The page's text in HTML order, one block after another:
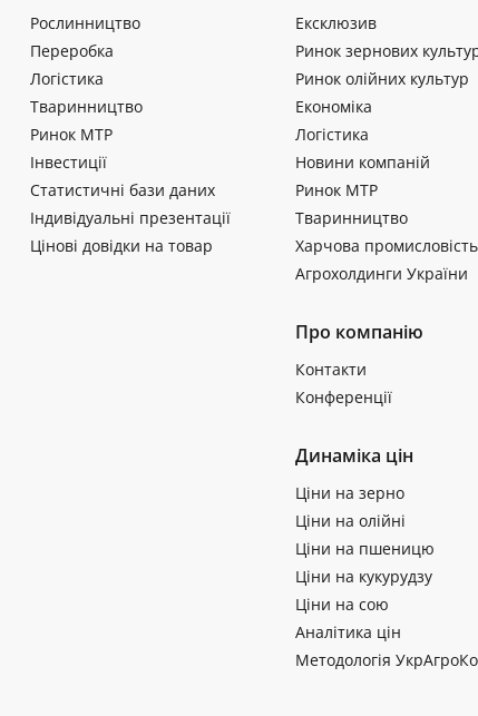
Рослинництво
Переробка
Логістика
Тваринництво
Ринок МТР
Інвестиції
Статистичні бази даних
Індивідуальні презентації
Цінові довідки на товар
Ексклюзив
Ринок зернових
Ринок олійних культур
Економіка
Логістика
Новини компаній
Ринок МТР
Тваринництво
Харчова промисловість
Агрохолдинги України
Про компанію
Контакти
Конференції
Динаміка цін
Ціни на зерно
Ціни на олійні
Ціни на пшеницю
Ціни на кукурудзу
Ціни на сою
Аналітика цін
Методологія